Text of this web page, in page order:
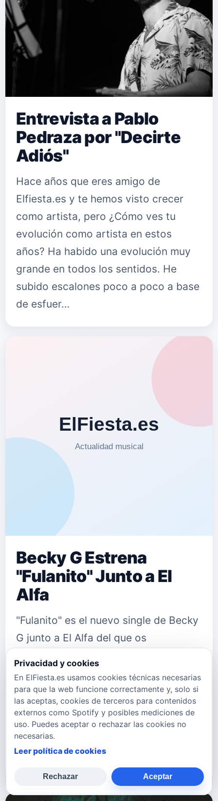
Entrevista a Pablo
Pedraza por "Decirte
Adiós"
Hace años que eres amigo de
Elfiesta.es y te hemos visto crecer
como artista, pero ¿Cómo ves tu
evolución como artista en estos
años? Ha habido una evolución muy
grande en todos los sentidos. He
subido escalones poco a poco a base
de esfuer…
Becky G Estrena
"Fulanito" Junto a El
Alfa
"Fulanito" es el nuevo single de Becky
G junto a El Alfa del que os
tienes disponible en Plataformas
Digitales en este enlace
Multiplataforma. Puedes seguir a
Becky G en: Su
Web&nbsp;iambeckyg.com Su
Privacidad y cookies
En ElFiesta.es usamos cookies técnicas necesarias
para que la web funcione correctamente y, solo si
las aceptas, cookies de terceros para contenidos
externos como Spotify y posibles mediciones de
uso. Puedes aceptar o rechazar las cookies no
necesarias.
Leer política de cookies
Rechazar Aceptar